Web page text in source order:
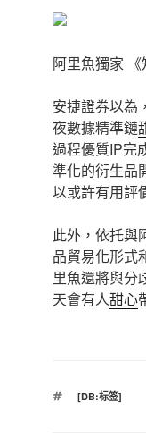
阿里魚獨家
安捷證券以為
夜數據精準鏈
過程優質IP完
準化的衍生品
以或許有用評
此外，依托與
品貿易化形式
里魚還將與分
天會有人甜心
標
[DB:标签]